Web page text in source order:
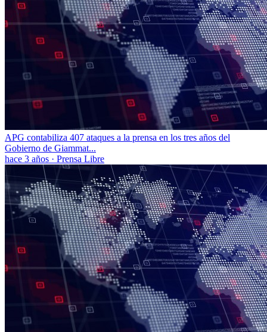
APG contabiliza 407 ataques a la prensa en los tres años del
Gobierno de Giammat...
hace 3 años · Prensa Libre